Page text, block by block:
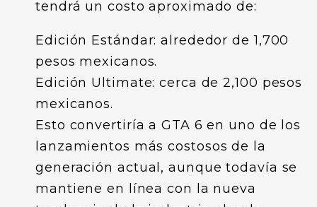
tendrá un costo aproximado de:
Edición Estándar: alrededor de 1,700
pesos mexicanos.
Edición Ultimate: cerca de 2,100 pesos
mexicanos.
Esto convertiría a GTA 6 en uno de los
lanzamientos más costosos de la
generación actual, aunque todavía se
mantiene en línea con la nueva